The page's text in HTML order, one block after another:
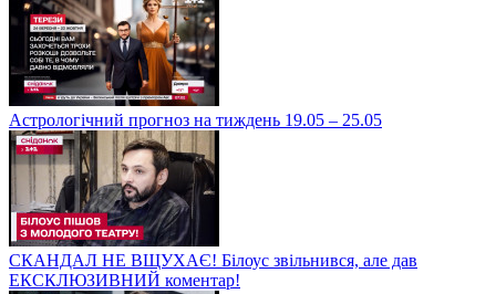
Астрологічний прогноз на тиждень 19.05 – 25.05
СКАНДАЛ НЕ ВЩУХАЄ! Білоус звільнився, але дав
ЕКСКЛЮЗИВНИЙ коментар!